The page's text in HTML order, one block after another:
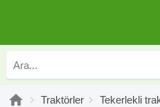
Traktörler Tekerlekli